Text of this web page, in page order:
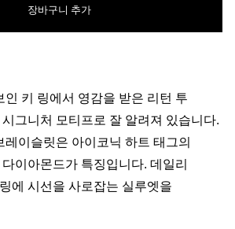
장바구니 추가
키 링에서 영감을 받은 리턴 투
그니처 모티프로 잘 알려져 있습니다.
이슬릿은 아이코닉 하트 태그의
이아몬드가 특징입니다. 데일리
에 시선을 사로잡는 실루엣을